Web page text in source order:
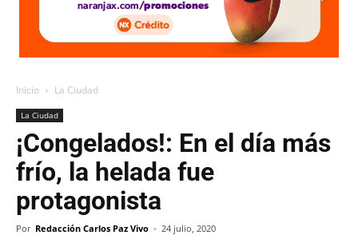
Inicio La Ciudad
La Ciudad
¡Congelados!: En el día más
frío, la helada fue
protagonista
Por Redacción Carlos Paz Vivo - 24 julio, 2020